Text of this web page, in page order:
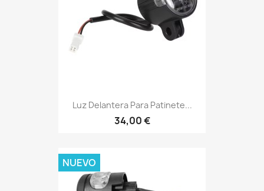
Luz Delantera Para Patinete...
34,00 €
NUEVO